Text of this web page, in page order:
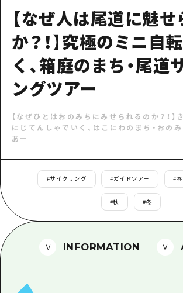
定番
歴史・文化
癒し
自然
山口県東部
弾丸
日帰り
半日
1泊2日
愛媛県
島根県
お得な周遊チケット
手荷物預かり・配送サ
広島おもてなしパス
HIROSHIMA FREE
広島県を訪れる外国人
ユニバーサルツーリズ
ガイドブック
よくあるご質問
事業者・学校関係者の
【なぜ人は尾道に魅
か？！】究極のミニ自
く、箱庭のまち・尾道
ングツアー
【なぜひとはおのみちにみせられるのか？！】
にじてんしゃでいく、はこにわのまち・おの
あー
#サイクリング #ガイドツアー #春
#秋 #冬
INFORMATION